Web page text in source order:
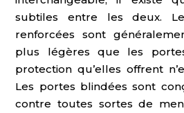
subtiles entre les deux.
renforcées sont
plus légères que les
protection qu’elles offrent
Les portes blindées sont
contre toutes sortes de